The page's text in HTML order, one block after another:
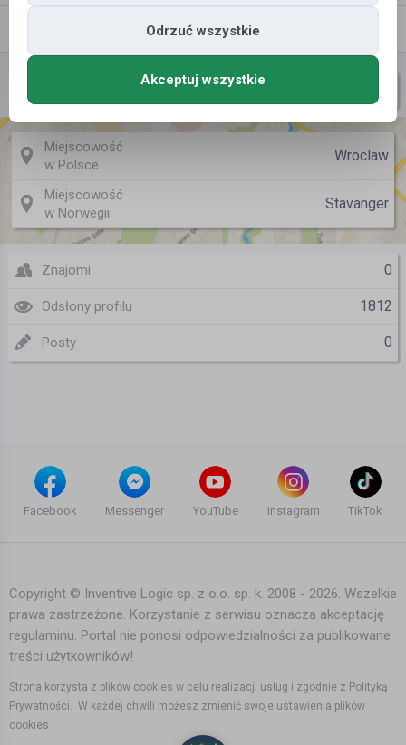
Nazwa użytkownika
Miejscowość
w Polsce
Wroclaw
Miejscowość
w Norwegii
Stavanger
Znajomi 0
Odsłony profilu 1812
Posty 0
Facebook Messenger YouTube Instagram TikTok
Copyright © Inventive Logic sp. z o.o. sp. k. 2008 - 2026. Wszelkie
prawa zastrzeżone. Korzystanie z serwisu oznacza akceptację
regulaminu. Portal nie ponosi odpowiedzialności za publikowane
treści użytkowników!
Strona korzysta z plików cookies w celu realizacji usług i zgodnie z Polityką
Prywatności. W każdej chwili możesz zmienić swoje ustawienia plików
cookies
Odrzuć wszystkie
Akceptuj wszystkie